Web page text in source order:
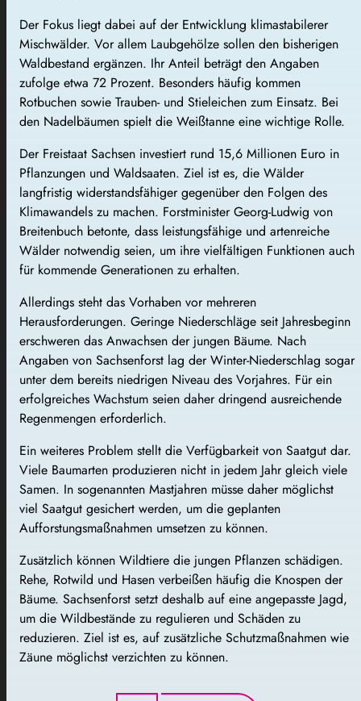
Der Fokus liegt dabei auf der Entwicklung klimastabilerer
Mischwälder. Vor allem Laubgehölze sollen den bisherigen
Waldbestand ergänzen. Ihr Anteil beträgt den Angaben
zufolge etwa 72 Prozent. Besonders häufig kommen
Rotbuchen sowie Trauben- und Stieleichen zum Einsatz. Bei
den Nadelbäumen spielt die Weißtanne eine wichtige Rolle.
Der Freistaat Sachsen investiert rund 15,6 Millionen Euro in
Pflanzungen und Waldsaaten. Ziel ist es, die Wälder
langfristig widerstandsfähiger gegenüber den Folgen des
Klimawandels zu machen. Forstminister Georg-Ludwig von
Breitenbuch betonte, dass leistungsfähige und artenreiche
Wälder notwendig seien, um ihre vielfältigen Funktionen auch
für kommende Generationen zu erhalten.
Allerdings steht das Vorhaben vor mehreren
Herausforderungen. Geringe Niederschläge seit Jahresbeginn
erschweren das Anwachsen der jungen Bäume. Nach
Angaben von Sachsenforst lag der Winter-Niederschlag sogar
unter dem bereits niedrigen Niveau des Vorjahres. Für ein
erfolgreiches Wachstum seien daher dringend ausreichende
Regenmengen erforderlich.
Ein weiteres Problem stellt die Verfügbarkeit von Saatgut dar.
Viele Baumarten produzieren nicht in jedem Jahr gleich viele
Samen. In sogenannten Mastjahren müsse daher möglichst
viel Saatgut gesichert werden, um die geplanten
Aufforstungsmaßnahmen umsetzen zu können.
Zusätzlich können Wildtiere die jungen Pflanzen schädigen.
Rehe, Rotwild und Hasen verbeißen häufig die Knospen der
Bäume. Sachsenforst setzt deshalb auf eine angepasste Jagd,
um die Wildbestände zu regulieren und Schäden zu
reduzieren. Ziel ist es, auf zusätzliche Schutzmaßnahmen wie
Zäune möglichst verzichten zu können.